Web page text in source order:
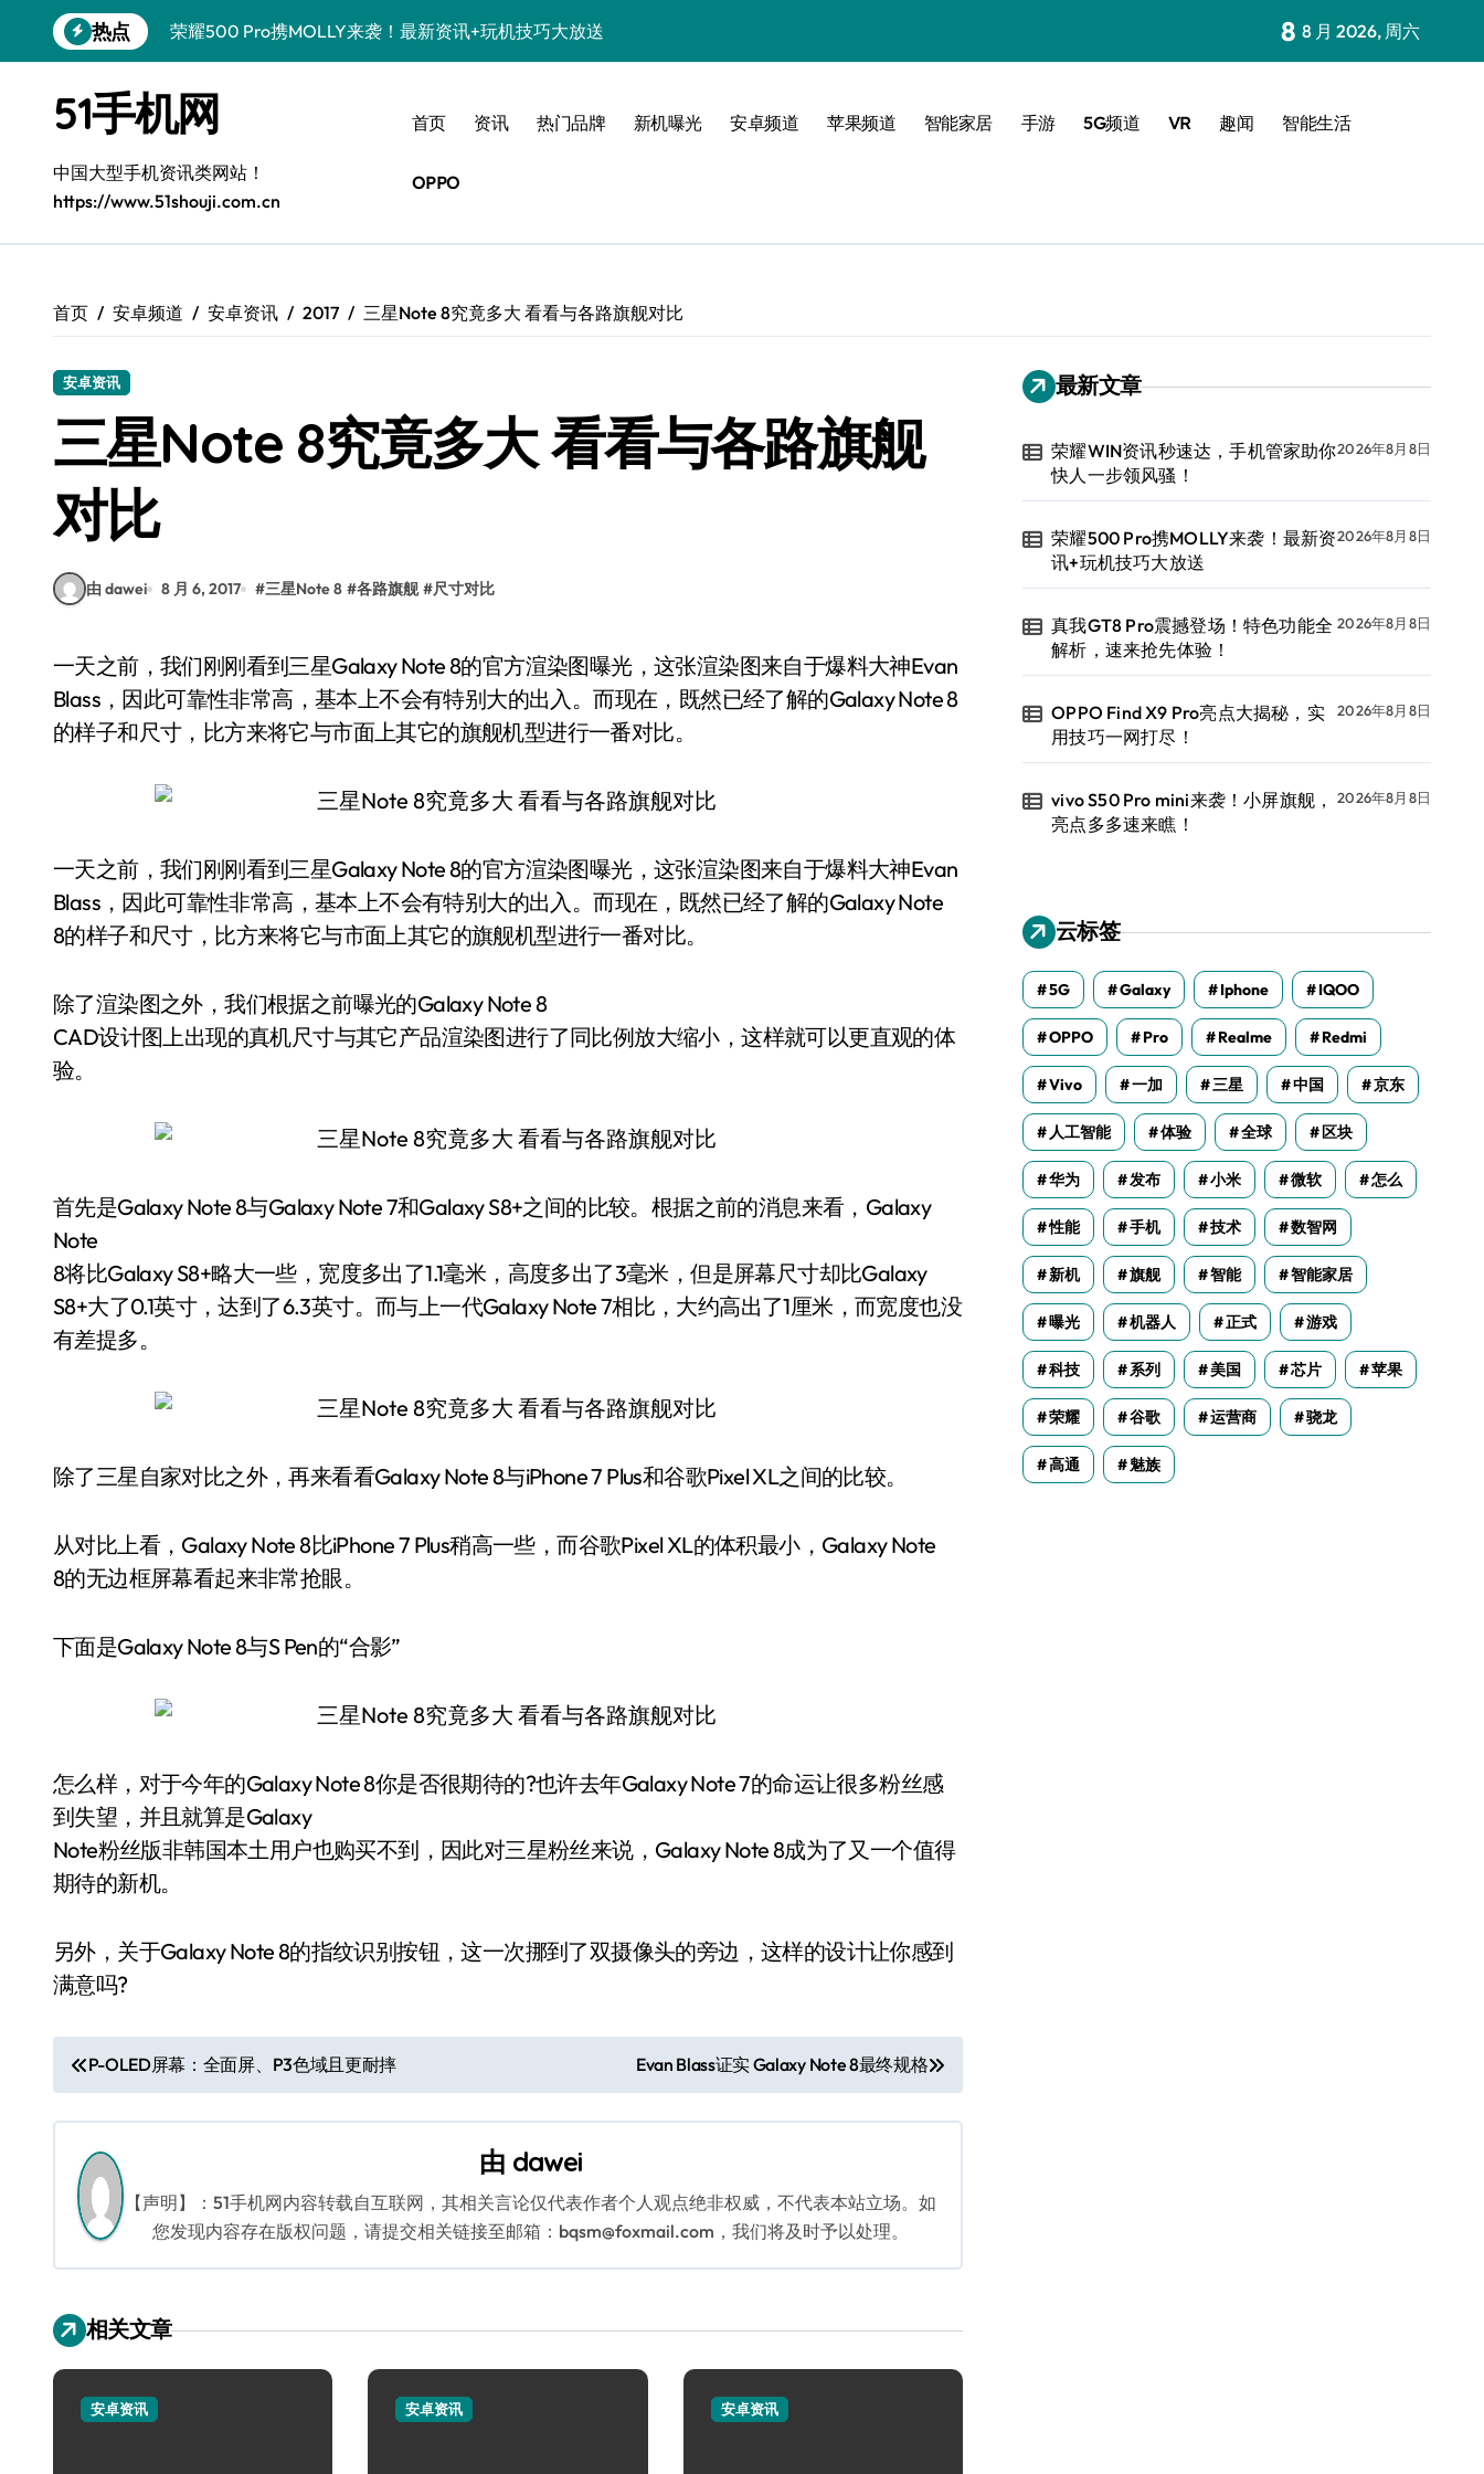
到
热点
荣耀500 Pro携MOLLY来袭！最新资讯+玩机技巧大放送
OPPO Find X9 Pro亮点大揭秘，实用技巧一网打尽！
vivo S50 Pro mini来袭！小屏旗舰，亮点多多速来瞧！
REDMI K90深度揭秘！超强配置亮点，速来一睹为快！
荣耀ROBOT PHONE，智掌生活，资讯随行一手握！
华为nova 15 Ultra新功能解锁，限时优惠速抢不容错过！
荣耀WIN资讯秒速达，手机管家助你快人一步领风骚！
8 8 月 2026, 周六
51手机网
中国大型手机资讯类网站！
https://www.51shouji.com.cn
首页 资讯 热门品牌 新机曝光 安卓频道 苹果频道 智能家居 手游 5G频道 VR 趣闻 智能生活
OPPO
首页 安卓频道 安卓资讯 2017 三星Note 8究竟多大 看看与各路旗舰对比
安卓资讯
三星Note 8究竟多大 看看与各路旗舰
对比
由 dawei 8 月 6, 2017 #三星Note 8 #各路旗舰 #尺寸对比
一天之前，我们刚刚看到三星Galaxy Note 8的官方渲染图曝光，这张渲染图来自于爆料大神Evan
Blass，因此可靠性非常高，基本上不会有特别大的出入。而现在，既然已经了解的Galaxy Note 8
的样子和尺寸，比方来将它与市面上其它的旗舰机型进行一番对比。
一天之前，我们刚刚看到三星Galaxy Note 8的官方渲染图曝光，这张渲染图来自于爆料大神Evan
Blass，因此可靠性非常高，基本上不会有特别大的出入。而现在，既然已经了解的Galaxy Note
8的样子和尺寸，比方来将它与市面上其它的旗舰机型进行一番对比。
除了渲染图之外，我们根据之前曝光的Galaxy Note 8
CAD设计图上出现的真机尺寸与其它产品渲染图进行了同比例放大缩小，这样就可以更直观的体
验。
首先是Galaxy Note 8与Galaxy Note 7和Galaxy S8+之间的比较。根据之前的消息来看，Galaxy
Note
8将比Galaxy S8+略大一些，宽度多出了1.1毫米，高度多出了3毫米，但是屏幕尺寸却比Galaxy
S8+大了0.1英寸，达到了6.3英寸。而与上一代Galaxy Note 7相比，大约高出了1厘米，而宽度也没
有差提多。
除了三星自家对比之外，再来看看Galaxy Note 8与iPhone 7 Plus和谷歌Pixel XL之间的比较。
从对比上看，Galaxy Note 8比iPhone 7 Plus稍高一些，而谷歌Pixel XL的体积最小，Galaxy Note
8的无边框屏幕看起来非常抢眼。
下面是Galaxy Note 8与S Pen的“合影”
怎么样，对于今年的Galaxy Note 8你是否很期待的?也许去年Galaxy Note 7的命运让很多粉丝感
到失望，并且就算是Galaxy
Note粉丝版非韩国本土用户也购买不到，因此对三星粉丝来说，Galaxy Note 8成为了又一个值得
期待的新机。
另外，关于Galaxy Note 8的指纹识别按钮，这一次挪到了双摄像头的旁边，这样的设计让你感到
满意吗?
文
章
航
P-OLED屏幕：全面屏、P3色域且更耐摔 Evan Blass证实 Galaxy Note 8最终规格
由 dawei
【声明】：51手机网内容转载自互联网，其相关言论仅代表作者个人观点绝非权威，不代表本站立场。如
您发现内容存在版权问题，请提交相关链接至邮箱：bqsm@foxmail.com，我们将及时予以处理。
相关文章
安卓资讯 安卓资讯 安卓资讯
最新文章
荣耀WIN资讯秒速达，手机管家助你
快人一步领风骚！
2026年8月8日
荣耀500 Pro携MOLLY来袭！最新资
讯+玩机技巧大放送
2026年8月8日
真我GT8 Pro震撼登场！特色功能全
解析，速来抢先体验！
2026年8月8日
OPPO Find X9 Pro亮点大揭秘，实
用技巧一网打尽！
2026年8月8日
vivo S50 Pro mini来袭！小屏旗舰，
亮点多多速来瞧！
2026年8月8日
云标签
5G Galaxy Iphone IQOO
OPPO Pro Realme Redmi
Vivo 一加 三星 中国 京东
人工智能 体验 全球 区块
华为 发布 小米 微软 怎么
性能 手机 技术 数智网
新机 旗舰 智能 智能家居
曝光 机器人 正式 游戏
科技 系列 美国 芯片 苹果
荣耀 谷歌 运营商 骁龙
高通 魅族